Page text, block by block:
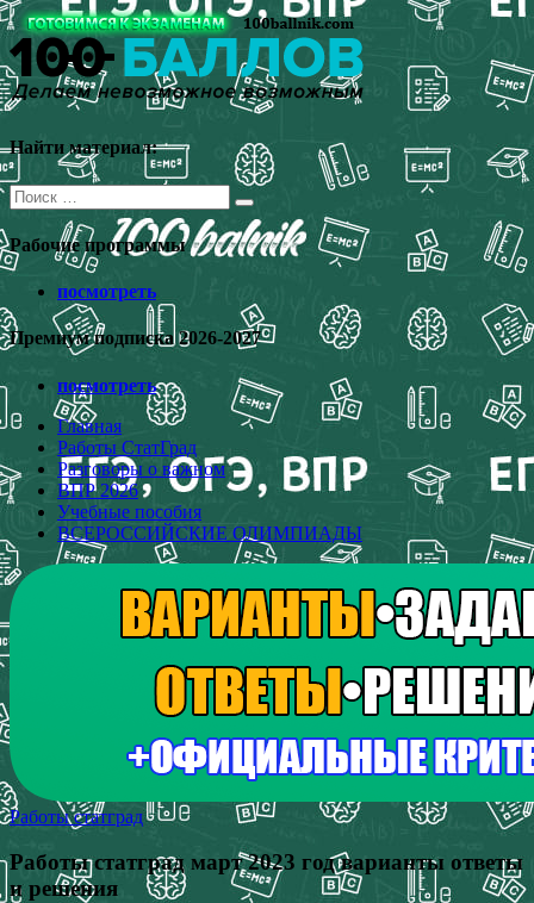
Перейти
к
содержимому
Найти материал:
Поиск
для:
Рабочие программы
посмотреть
Премиум подписка 2026-2027
посмотреть
Главная
Работы СтатГрад
Разговоры о важном
ВПР 2026
Учебные пособия
ВСЕРОССИЙСКИЕ ОЛИМПИАДЫ
Работы статград
Работы статград март 2023 год варианты ответы
и решения